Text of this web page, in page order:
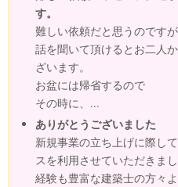
す。
難しい依頼だと思うのですが
話を聞いて頂けるとお二人
ざいます。
お盆には帰省するので
その時に、...
ありがとうございました
新規事業の立ち上げに際し
スを利用させていただきまし
経験も豊富な建築士の方々